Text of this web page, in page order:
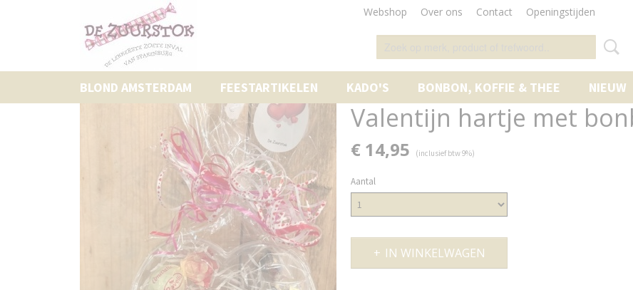
Webshop Over ons Contact Openingstijden
BLOND AMSTERDAM FEESTARTIKELEN KADO'S BONBON, KOFFIE & THEE NIEUW
Valentijn hartje met
€ 14,95 (inclusief btw 9%)
Aantal
IN WINKELWAGEN